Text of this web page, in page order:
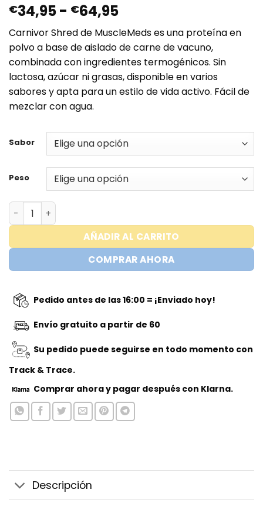
€34,95- €64,95Rango
de
precios:
desde
€34,95
hasta
€64,95
Carnivor Shred de MuscleMeds es una proteína en
polvo a base de aislado de carne de vacuno,
combinada con ingredientes termogénicos. Sin
lactosa, azúcar ni grasas, disponible en varios
sabores y apta para un estilo de vida activo. Fácil de
mezclar con agua.
Sabor
Peso
Carnivor Shred - Musclemeds cantidad
AÑADIR AL CARRITO
COMPRAR AHORA
Pedido antes de las 16:00 = ¡Enviado hoy!
Envío gratuito a partir de 60
Su pedido puede seguirse en todo momento con
Track & Trace.
Comprar ahoray pagar después con Klarna.
Descripción